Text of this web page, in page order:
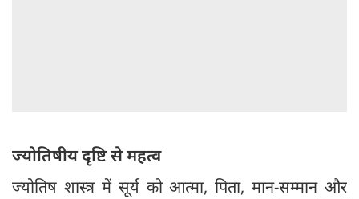
ज्योतिषीय दृष्टि से महत्व
ज्योतिष शास्त्र में सूर्य को आत्मा, पिता, मान-सम्मान और